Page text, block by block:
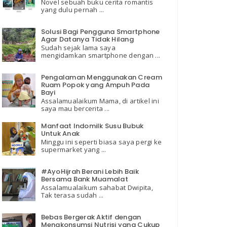
Novel sebuah buku cerita romantis
yang dulu pernah ...
Solusi Bagi Pengguna Smartphone
Agar Datanya Tidak Hilang
Sudah sejak lama saya
mengidamkan smartphone dengan ...
Pengalaman Menggunakan Cream
Ruam Popok yang Ampuh Pada
Bayi
Assalamualaikum Mama, di artikel ini
saya mau bercerita ...
Manfaat Indomilk Susu Bubuk
Untuk Anak
Minggu ini seperti biasa saya pergi ke
supermarket yang ...
#AyoHijrah Berani Lebih Baik
Bersama Bank Muamalat
Assalamualaikum sahabat Dwipita,
Tak terasa sudah ...
Bebas Bergerak Aktif dengan
Mengkonsumsi Nutrisi yang Cukup